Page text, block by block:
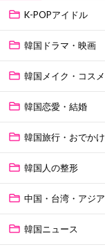
K-POPアイドル
韓国ドラマ・映画
韓国メイク・コスメ
韓国恋愛・結婚
韓国旅行・おでかけ
韓国人の整形
中国・台湾・アジア
韓国ニュース